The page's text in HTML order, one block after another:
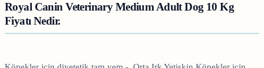
Royal Canin Veterinary Medium Adult Dog 10 Kg
Fiyatı Nedir.